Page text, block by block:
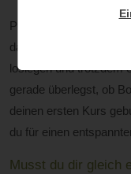
Pfeil einlegen, zielen,
das ist auch das
loslegen und trotzdem
gerade überlegst, ob
deinen ersten Kurs
du für einen
Musst du dir gleich